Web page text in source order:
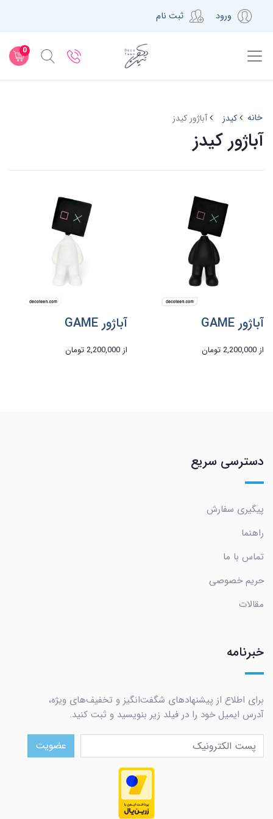
ورود ثبت نام
0
خانه کیدز آباژور کیدز
آباژور کیدز
آباژور GAME
از 2,200,000 تومان
آباژور GAME
از 2,200,000 تومان
دسترسی سریع
پیگیری سفارش
راهنما
تماس با ما
حریم خصوصی
مقالات
خبرنامه
برای اطلاع از پیشنهادهای شگفت‌انگیز و تخفیف‌های ویژه،
آدرس ایمیل خود را در فیلد زیر بنویسید و ثبت کنید.
عضویت